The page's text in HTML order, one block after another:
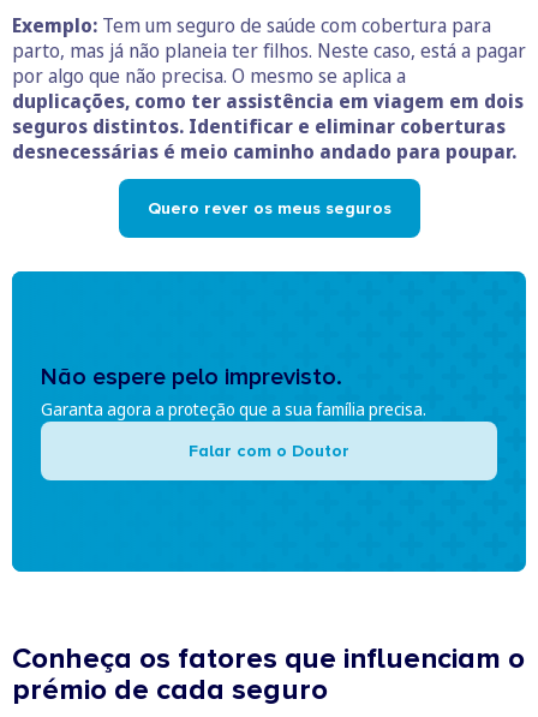
Exemplo: Tem um seguro de saúde com cobertura para
parto, mas já não planeia ter filhos. Neste caso, está a pagar
por algo que não precisa. O mesmo se aplica a
duplicações, como ter assistência em viagem em dois
seguros distintos. Identificar e eliminar coberturas
desnecessárias é meio caminho andado para poupar.
Quero rever os meus seguros
Não espere pelo imprevisto.
Garanta agora a proteção que a sua família precisa.
Falar com o Doutor
Conheça os fatores que influenciam o
prémio de cada seguro